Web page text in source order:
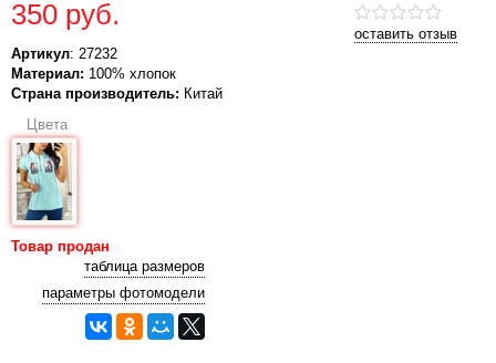
оставить отзыв
350 руб.
Артикул: 27232
Материал: 100% хлопок
Страна производитель: Китай
Цвета
Товар продан
таблица размеров
параметры фотомодели